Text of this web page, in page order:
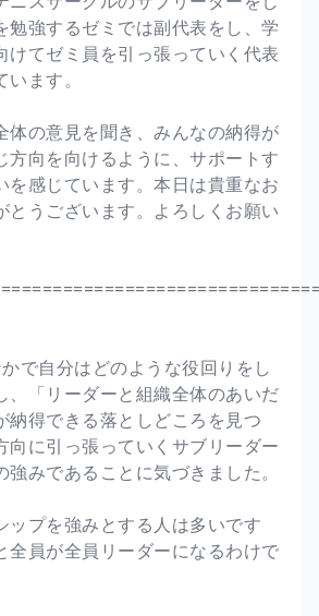
強するゼミでは副代表をし、学
けてゼミ員を引っ張っていく代表
ます。
体の意見を聞き、みんなの納得が
方向を向けるように、サポートす
を感じています。本日は貴重なお
とうございます。よろしくお願い
で自分はどのような役回りをし
、「リーダーと組織全体のあいだ
納得できる落としどころを見つ
向に引っ張っていくサブリーダー
みであることに気づきました。
ップを強みとする人は多いです
全員が全員リーダーになるわけで